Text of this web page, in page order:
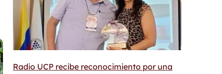
Radio UCP recibe reconocimiento por una